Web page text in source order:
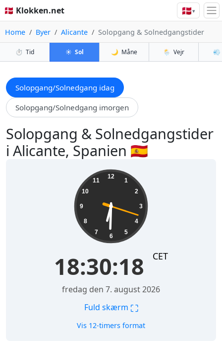
🇩🇰 Klokken.net 🇩🇰▾
Home Byer Alicante Solopgang & Solnedgangstider
⏱️ Tid ☀️ Sol 🌙 Måne 🌦️ Vejr 💨
Solopgang/Solnedgang idag
Solopgang/Solnedgang imorgen
Solopgang & Solnedgangstider
i Alicante, Spanien 🇪🇸
12
1
2
3
4
5
6
7
8
9
10
11
18:30:19 CET
fredag den 7. august 2026
Fuld skærm ⛶
Vis 12-timers format